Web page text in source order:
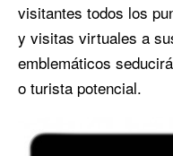
visitantes todos los
y visitas virtuales a
emblemáticos
o turista potencial.